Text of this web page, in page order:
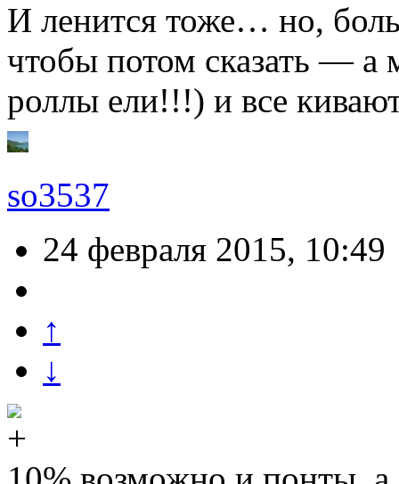
И ленится тоже… но,
чтобы потом сказать — а
роллы ели!!!) и все
so3537
24 февраля 2015, 10:49
↑
↓